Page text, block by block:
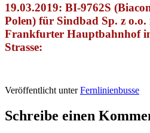
19.03.2019: BI-9762S
Polen) für Sindbad Sp. z
Frankfurter Hauptbahnhof
Strasse:
Veröffentlicht unter Fernlinienbusse
Schreibe einen